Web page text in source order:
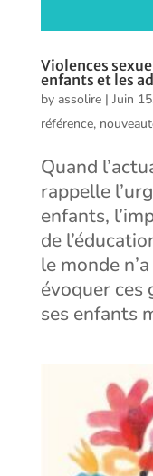
Violences
enfants et les
by assolire| Juin
référence,
Quand
rappelle
enfants,
de
le monde
évoquer ces
ses enfants